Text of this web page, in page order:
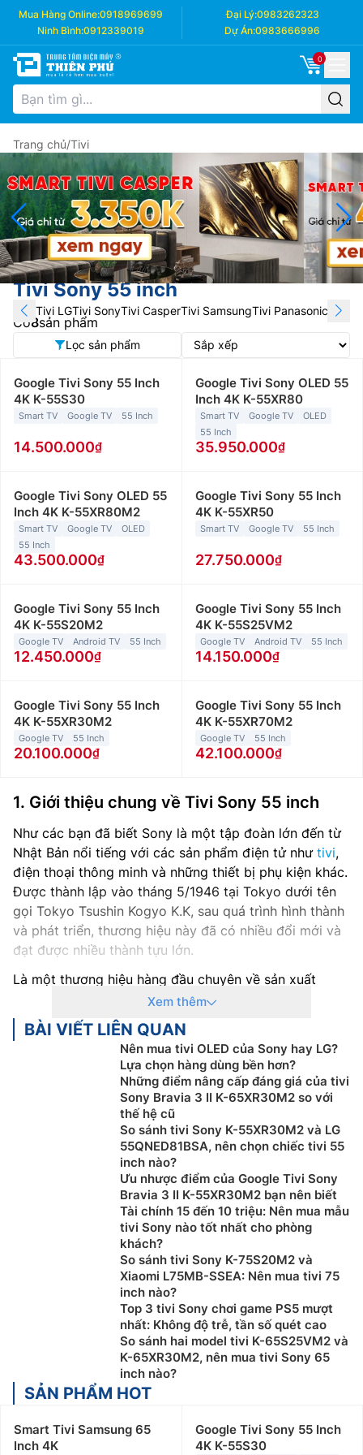
Mua Hàng Online:0918969699 Đại Lý:0983262323
Ninh Bình:0912339019 Dự Án:0983666996
0
Trang chủ/Tivi
Tivi Sony 55 inch
Tivi LGTivi SonyTivi CasperTivi SamsungTivi Panasonic Tivi
Có8sản phẩm
Lọc sản phẩm
Google Tivi Sony 55 Inch
4K K-55S30
Smart TV Google TV 55 Inch
14.500.000
Google Tivi Sony OLED 55
Inch 4K K-55XR80
Smart TV Google TV
OLED
55 Inch
35.950.000
Google Tivi Sony OLED 55
Inch 4K K-55XR80M2
Smart TV Google TV
OLED
55 Inch
43.500.000
Google Tivi Sony 55 Inch
4K K-55XR50
Smart TV Google TV 55 Inch
27.750.000
Google Tivi Sony 55 Inch
4K K-55S20M2
Google TV Android TV 55 Inch
12.450.000
Google Tivi Sony 55 Inch
4K K-55S25VM2
Google TV Android TV 55 Inch
14.150.000
Google Tivi Sony 55 Inch
4K K-55XR30M2
Google TV 55 Inch
20.100.000
Google Tivi Sony 55 Inch
4K K-55XR70M2
Google TV 55 Inch
42.100.000
1. Giới thiệu chung về Tivi Sony 55 inch
Như các bạn đã biết Sony là một tập đoàn lớn đến từ
Nhật Bản nổi tiếng với các sản phẩm điện tử như tivi,
điện thoại thông minh và những thiết bị phụ kiện khác.
Được thành lập vào tháng 5/1946 tại Tokyo dưới tên
gọi Tokyo Tsushin Kogyo K.K, sau quá trình hình thành
và phát triển, thương hiệu này đã có nhiều đổi mới và
đạt được nhiều thành tựu lớn.
Là một thương hiệu hàng đầu chuyên về sản xuất
, Sony luôn mang đến cho người dùng những
sản phẩm tivi thông minh với chất lượng tốt nhất.
Đến ngày nay, Sony đã đạt được những thành công
nhất định. Hãng luôn thể hiện được chất riêng một
cách mạnh mẽ và ấn tượng. Điển hình cho điều này là
tivi OLEDvới màn hình siêu mỏng, thiết kế
tinh tế và hiện đại.
Tivi Sony 55 inch thường được sản
xuất tại Malaysia, cùng chế độ bảo hành chính hãng
24 tháng cho toàn bộ sản phẩm và 12 tháng cho điều
2. Đặc điểm nổi bật của
Chất lượng hình ảnh vượt trội:Một trong những ưu
điểm lớn nhất củativi Sony
ảnh xuất sắc. Công nghệ hình ảnh 4K HDR của Sony
giúp tái tạo màu sắc chân thực và độ tương phản đỉnh
cao. Điều này mang lại trải nghiệm xem phim và chơi
game sống động, như bạn đang ở trong thế giới ảo.
Sử dụng hệ điều hành Android TV thông minh:
tivi Sony sử dụng hệ điều hành Android TV, mang lại
trải nghiệm người dùng mượt mà và dễ sử dụng. Với
Xem thêm
BÀI VIẾT LIÊN QUAN
Nên mua tivi OLED của Sony hay LG?
Lựa chọn hàng dùng bền hơn?
Những điểm nâng cấp đáng giá của tivi
Sony Bravia 3 II K-65XR30M2 so với
thế hệ cũ
So sánh tivi Sony K-55XR30M2 và LG
55QNED81BSA, nên chọn chiếc tivi 55
inch nào?
Ưu nhược điểm của Google Tivi Sony
Bravia 3 II K-55XR30M2 bạn nên biết
Tài chính 15 đến 10 triệu: Nên mua mẫu
tivi Sony nào tốt nhất cho phòng
khách?
So sánh tivi Sony K-75S20M2 và
Xiaomi L75MB-SSEA: Nên mua tivi 75
inch nào?
Top 3 tivi Sony chơi game PS5 mượt
nhất: Không độ trễ, tần số quét cao
So sánh hai model tivi K-65S25VM2 và
K-65XR30M2, nên mua tivi Sony 65
inch nào?
SẢN PHẨM HOT
Smart Tivi Samsung 65
Inch 4K
Google Tivi Sony 55 Inch
4K K-55S30